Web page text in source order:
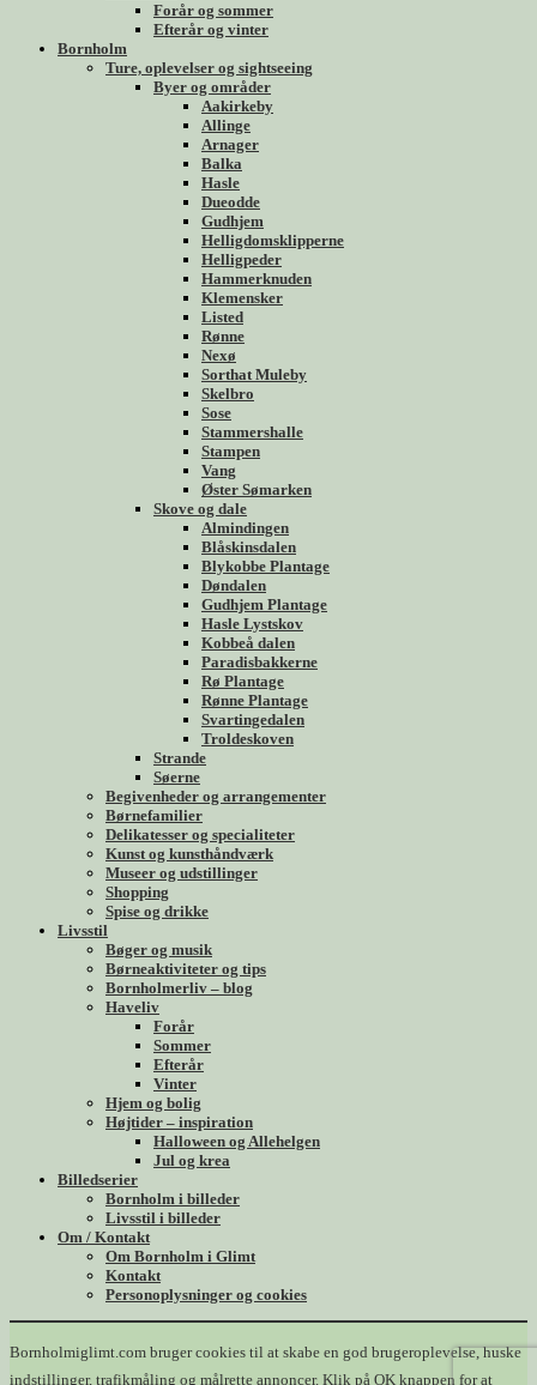
Forår og sommer
Efterår og vinter
Bornholm
Ture, oplevelser og sightseeing
Byer og områder
Aakirkeby
Allinge
Arnager
Balka
Hasle
Dueodde
Gudhjem
Helligdomsklipperne
Helligpeder
Hammerknuden
Klemensker
Listed
Rønne
Nexø
Sorthat Muleby
Skelbro
Sose
Stammershalle
Stampen
Vang
Øster Sømarken
Skove og dale
Almindingen
Blåskinsdalen
Blykobbe Plantage
Døndalen
Gudhjem Plantage
Hasle Lystskov
Kobbeå dalen
Paradisbakkerne
Rø Plantage
Rønne Plantage
Svartingedalen
Troldeskoven
Strande
Søerne
Begivenheder og arrangementer
Børnefamilier
Delikatesser og specialiteter
Kunst og kunsthåndværk
Museer og udstillinger
Shopping
Spise og drikke
Livsstil
Bøger og musik
Børneaktiviteter og tips
Bornholmerliv – blog
Haveliv
Forår
Sommer
Efterår
Vinter
Hjem og bolig
Højtider – inspiration
Halloween og Allehelgen
Jul og krea
Billedserier
Bornholm i billeder
Livsstil i billeder
Om / Kontakt
Om Bornholm i Glimt
Kontakt
Personoplysninger og cookies
Bornholmiglimt.com bruger cookies til at skabe en god brugeroplevelse, huske
indstillinger, trafikmåling og målrette annoncer. Klik på OK knappen for at